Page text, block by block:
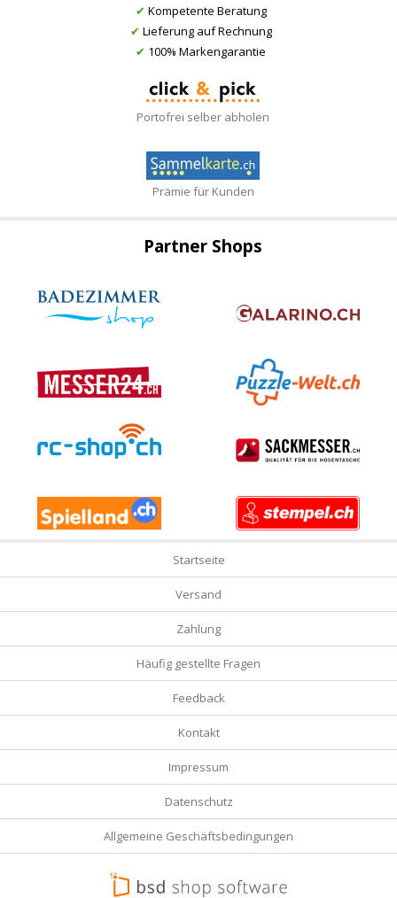
✔ Kompetente Beratung
✔ Lieferung auf Rechnung
✔ 100% Markengarantie
Portofrei selber abholen
Prämie für Kunden
Partner Shops
Startseite
Versand
Zahlung
Häufig gestellte Fragen
Feedback
Kontakt
Impressum
Datenschutz
Allgemeine Geschäftsbedingungen